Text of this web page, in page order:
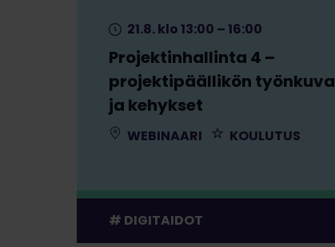
Projektinhallinta 4 –
projektipäällikön työnkuva
ja kehykset
21.8. klo 13:00 – 16:00
WEBINAARI KOULUTUS
DIGITAIDOT